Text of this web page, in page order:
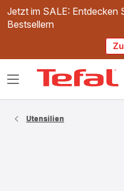
Jetzt im SALE: Entdecken
Bestsellern
Das
Utensilien